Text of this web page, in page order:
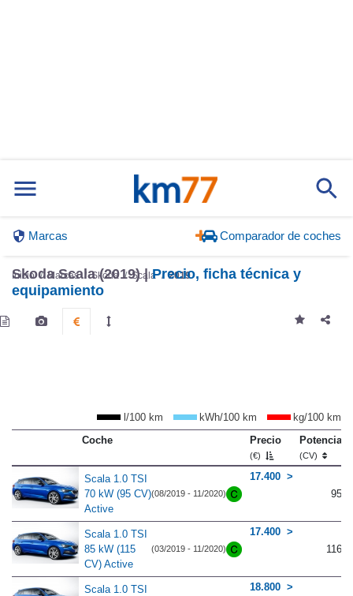
Marcas Comparador de coches
Inicio Marcas Skoda Scala 2019
Skoda Scala (2019) |Precio, ficha técnica y
equipamiento
l/100 km kWh/100 km
kg/100 km
Coche
Precio
(€)
Potencia
(CV)
Scala 1.0 TSI
70 kW (95 CV)
Active
(08/2019 - 11/2020)
17.400
95
Scala 1.0 TSI
85 kW (115
CV) Active
(03/2019 - 11/2020)
17.400
116
Scala 1.0 TSI
18.800